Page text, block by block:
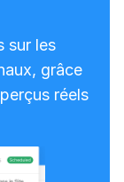
sur les
grâce
réels